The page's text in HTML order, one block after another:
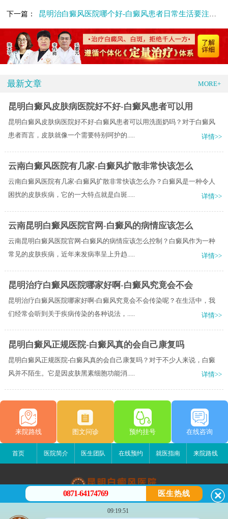
下一篇： 昆明治白癜风医院哪个好-白癜风患者日常生活要注意什么
最新文章 MORE+
昆明白癜风皮肤病医院好不好-白癜风患者可以用
昆明白癜风皮肤病医院好不好-白癜风患者可以用洗面奶吗？对于白癜风
患者而言，皮肤就像一个需要特别呵护的.....
详情>>
云南白癜风医院有几家-白癜风扩散非常快该怎么
云南白癜风医院有几家-白癜风扩散非常快该怎么办？白癜风是一种令人
困扰的皮肤疾病，它的一大特点就是白斑.....
详情>>
云南昆明白癜风医院官网-白癜风的病情应该怎么
云南昆明白癜风医院官网-白癜风的病情应该怎么控制？白癜风作为一种
常见的皮肤疾病，近年来发病率呈上升趋.....
详情>>
昆明治疗白癜风医院哪家好啊-白癜风究竟会不会
昆明治疗白癜风医院哪家好啊-白癜风究竟会不会传染呢？在生活中，我
们经常会听到关于疾病传染的各种说法，.....
详情>>
昆明白癜风正规医院-白癜风真的会自己康复吗
昆明白癜风正规医院-白癜风真的会自己康复吗？对于不少人来说，白癜
风并不陌生。它是因皮肤黑素细胞功能消.....
详情>>
来院路线 图文问诊 预约挂号 在线咨询
首页 医院简介 医生团队 在线预约 就医指南 来院路线
昆明白癜风医院
昆明市五华区护国路2号
0871-64174769 医生热线
09:19:51